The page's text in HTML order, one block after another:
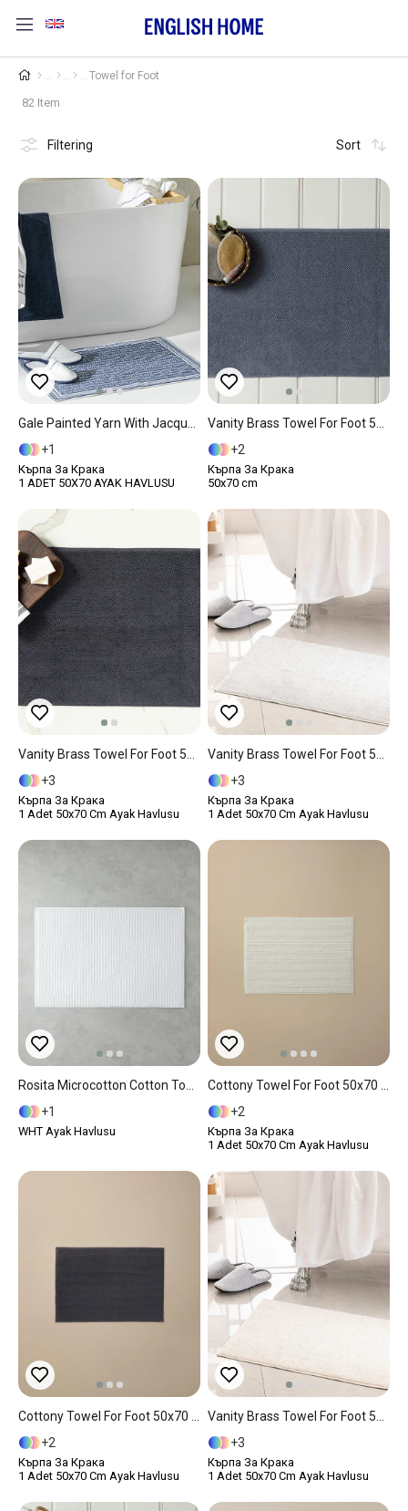
Towel for Foot
82 Item
Filtering Sort
1
Кърпа За Крака
1 ADET 50X70 AYAK HAVLUSU
2
Кърпа За Крака
50x70 cm
3
Кърпа За Крака
1 Adet 50x70 Cm Ayak Havlusu
3
Кърпа За Крака
1 Adet 50x70 Cm Ayak Havlusu
1
WHT Ayak Havlusu
2
Кърпа За Крака
1 Adet 50x70 Cm Ayak Havlusu
2
Кърпа За Крака
1 Adet 50x70 Cm Ayak Havlusu
3
Кърпа За Крака
1 Adet 50x70 Cm Ayak Havlusu